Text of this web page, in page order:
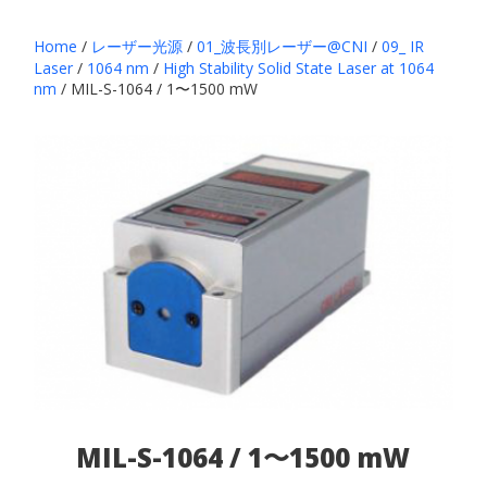
Home / レーザー光源 /01_波長別レーザー@CNI /09_ IR
Laser / 1064 nm / High Stability Solid State Laser at 1064
nm / MIL-S-1064 / 1〜1500 mW
MIL-S-1064 / 1〜1500 mW